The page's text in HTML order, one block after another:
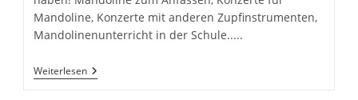
Mandoline, Konzerte mit anderen Zupfinstrumenten,
Mandolinenunterricht in der Schule.....
WeiterlesenEine
Schatztruhe